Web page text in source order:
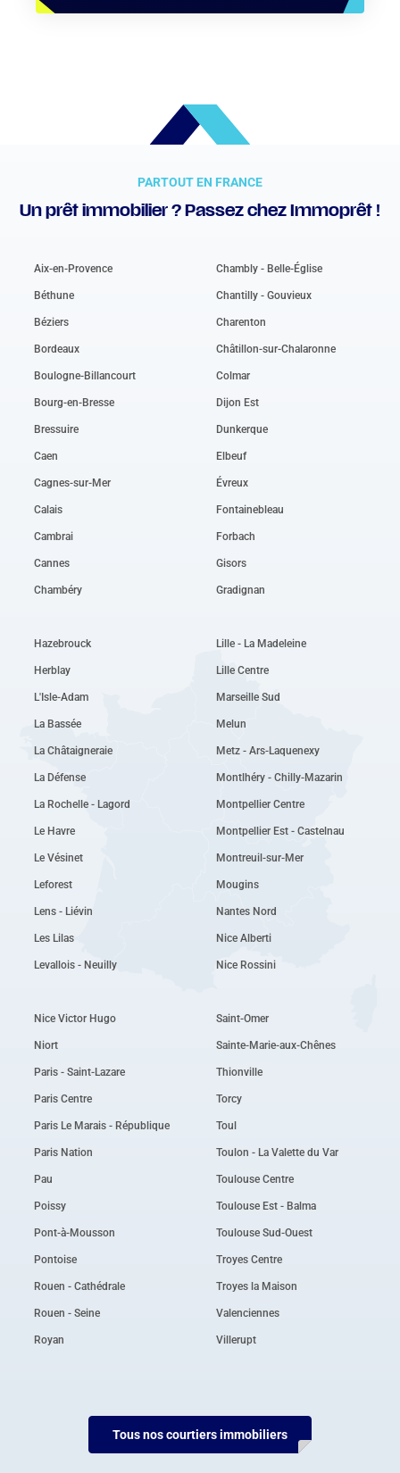
PARTOUT EN FRANCE
Un prêt immobilier ? Passez chez Immoprêt !
Aix-en-Provence
Béthune
Béziers
Bordeaux
Boulogne-Billancourt
Bourg-en-Bresse
Bressuire
Caen
Cagnes-sur-Mer
Calais
Cambrai
Cannes
Chambéry
Chambly - Belle-Église
Chantilly - Gouvieux
Charenton
Châtillon-sur-Chalaronne
Colmar
Dijon Est
Dunkerque
Elbeuf
Évreux
Fontainebleau
Forbach
Gisors
Gradignan
Hazebrouck
Herblay
L'Isle-Adam
La Bassée
La Châtaigneraie
La Défense
La Rochelle - Lagord
Le Havre
Le Vésinet
Leforest
Lens - Liévin
Les Lilas
Levallois - Neuilly
Lille - La Madeleine
Lille Centre
Marseille Sud
Melun
Metz - Ars-Laquenexy
Montlhéry - Chilly-Mazarin
Montpellier Centre
Montpellier Est - Castelnau
Montreuil-sur-Mer
Mougins
Nantes Nord
Nice Alberti
Nice Rossini
Nice Victor Hugo
Niort
Paris - Saint-Lazare
Paris Centre
Paris Le Marais - République
Paris Nation
Pau
Poissy
Pont-à-Mousson
Pontoise
Rouen - Cathédrale
Rouen - Seine
Royan
Saint-Omer
Sainte-Marie-aux-Chênes
Thionville
Torcy
Toul
Toulon - La Valette du Var
Toulouse Centre
Toulouse Est - Balma
Toulouse Sud-Ouest
Troyes Centre
Troyes la Maison
Valenciennes
Villerupt
Tous nos courtiers immobiliers